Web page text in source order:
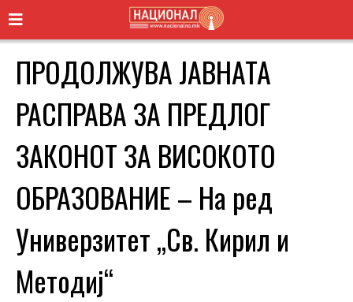
ПРОДОЛЖУВА ЈАВНАТА
РАСПРАВА ЗА ПРЕДЛОГ
ЗАКОНОТ ЗА ВИСОКОТО
ОБРАЗОВАНИЕ – На ред
Универзитет „Св. Кирил и
Методиј“